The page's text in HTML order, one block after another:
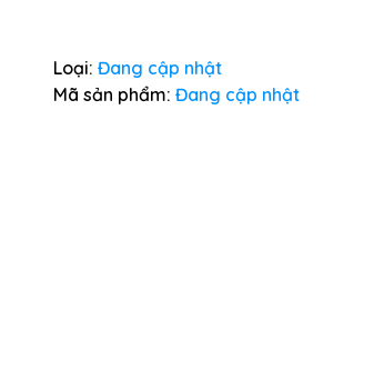
Loại: Đang cập nhật
Mã sản phẩm: Đang cập nhật